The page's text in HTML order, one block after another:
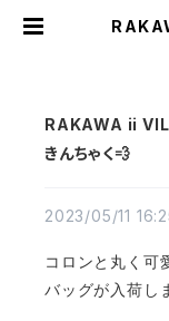
RAKAWA ii
きんちゃく💨
2023/05/11
コロンと丸く可
バッグが入荷し